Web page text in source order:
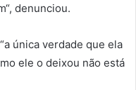
denunciou.
única verdade que ela
ele o deixou não está